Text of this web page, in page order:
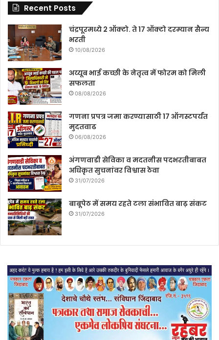
Recent Posts
चंद्रपूरमध्ये 2 ऑक्टो. ते 17 ऑक्टो दरम्यान सैन्य
भरती
10/08/2026
अय्यूब भाई कच्छी के नेतृत्व में फोरम को मिली
सफलता
08/08/2026
गणना प्रपत्र जमा करण्यासाठी 17 ऑगस्टपर्यंत
मुदतवाढ
06/08/2026
अंगणवाडी सेविका व मदतनीस पदभरतीबाबत
अधिकृत सुचनांवर विश्वास ठेवा
31/07/2026
बाबूपेठ में समय रहते टला संभावित बाढ़ संकट
31/07/2026